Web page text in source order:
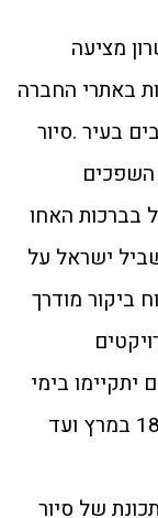
מציעה
באתרי החברה
בעיר .סיור
השפכים
בברכות האחו
ישראל על
ביקור מודרך
בימי
שישי ושבת, החל מסוף השבוע של ה-18 במרץ ועד
של סיור